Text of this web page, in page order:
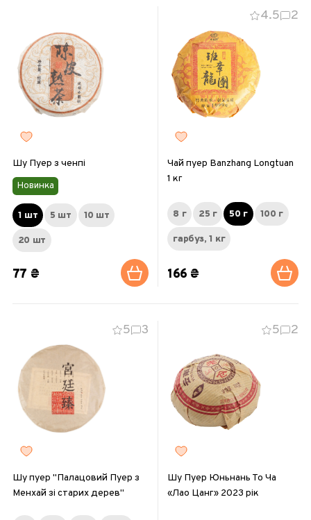
Шу Пуер з ченпі
Новинка
1 шт 5 шт 10 шт
20 шт
77 ₴
4.5 2
Чай пуер Banzhang Longtuan
1 кг
8 г 25 г 50 г 100 г
гарбуз, 1 кг
166 ₴
5 3
Шу пуер "Палацовий Пуер з
Менхай зі старих дерев"
5 2
Шу Пуер Юньнань То Ча
«Лао Цанг» 2023 рік